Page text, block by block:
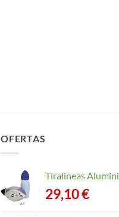
OFERTAS
Tiralineas
29,10€